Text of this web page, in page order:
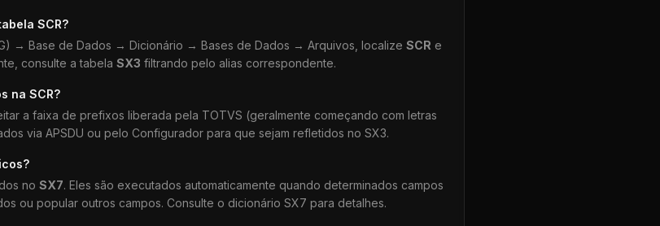
SCR?
→ Base de Dados → Dicionário → Bases de Dados → Arquivos, localize SCR e
consulte a tabela SX3 filtrando pelo alias correspondente.
na SCR?
a faixa de prefixos liberada pela TOTVS (geralmente começando com letras
via APSDU ou pelo Configurador para que sejam refletidos no SX3.
no SX7. Eles são executados automaticamente quando determinados campos
ou popular outros campos. Consulte o dicionário SX7 para detalhes.